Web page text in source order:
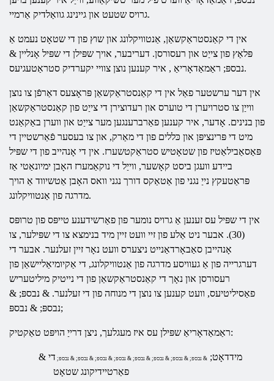
גרויס שטעט און גיינינג גוואַלדיק אַרמיי.
אין די קאַנסטראַקשאַן, אַנטוויקלונג און שוץ פון די שטאָט נעמט אַ
פּלאַץ פון צייַט און רעסורסן. דעריבער, אויך שפּילן די שפּיל אָנליין &
נבספּ; ראַמאַדאָריאַ, איר קענען נוצן צוויי יקערדיק סטראַטעגיעס.
אין דער ערשטער פאַל אין די קאַנסטראַקשאַן פּראָצעס דאַרפֿן צו נוצן
ווייַן צו סטרויערן די טוערס און רעדוצירן די צייַט פון קאַנסטראַקשאַן
פון בנינים. אָדער, איר קענען פאַרברענגען מער צייַט און ווערן באַקאַנט
מיט די פּרינציפּן און כּללים פון די מאַרק, און צו בעסער פֿאַרשטיין די
פּאַסאַבילאַטיז פון שטאָטיש סטראַקטשערז. אין די אָנהייב פון די שפּיל
ביידע וועגן ביסט קאָשער, ווייַל די נוקאַמערז האָבן ימיונאַטי אַז
פּראַטעקץ נייַ נגני פון אַטאַקס דורך נגני וואס האָבן אַטשיווד אַ הויך
מדרגה פון אַנטוויקלונג.
אין די שפּיל עס זענען אַ גרויס נומער פון פאַרשידענע טייפּס פון טרופּס
(30). אבער ניט אַלע פון ​​זיי וועט זיין מיד בנימצא צו די שפּילער, צו
אָנהייבן סאַבאָרדאַנייט ניצערס וועט נאָר זיין זעלנער. אבער די
דערגרייה פון אַ געוויסע מדרגה פון אַנטוויקלונג, די אַקיומיאַליישאַן פון
רעסורסן און נאָך די קאַנסטראַקשאַן פון די נייטיק מיליטעריש
פאַסיליטיעס, וועט קענען צו נוצן די מנוחה פון די זעלנער. & נבספּ; &
נבספּ; & נבספּ;
ראַמאַדאָריאַ שפּילןעס איז מעגלעך, ניצן דרייַ הויפּט טאַקטיק:
& מידדאָט; & נבספּ; & נבספּ; & נבספּ; & נבספּ; & נבספּ; & נבספּ; & נבספּ; & נבספּ; די
פאַרטיידיקונג שטאָט